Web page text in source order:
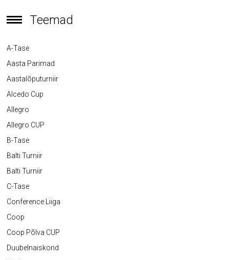
Teemad
A-Tase
Aasta Parimad
Aastalõputurniir
Alcedo Cup
Allegro
Allegro CUP
B-Tase
Balti Turniir
Balti Turniir
C-Tase
Conference Liiga
Coop
Coop Põlva CUP
Duubelnaiskond